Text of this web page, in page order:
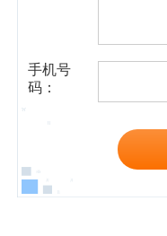
手机号
码：